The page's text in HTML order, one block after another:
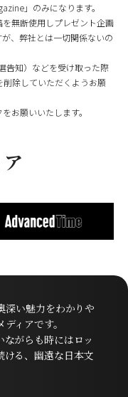
」のみになります。
無断使用しプレゼント企画
、弊社とは一切関係ないの
告知）などを受け取った際
削除していただくようお願
お願いいたします。
深い魅力をわかりや
ィアです。
がらも時にはロッ
ける、幽遠な日本文